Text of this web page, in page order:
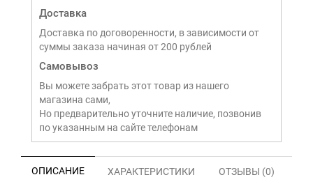
Доставка
Доставка по договоренности, в зависимости от
суммы заказа начиная от 200 рублей
Самовывоз
Вы можете забрать этот товар из нашего
магазина сами,
Но предварительно уточните наличие, позвонив
по указанным на сайте телефонам
ОПИСАНИЕ ХАРАКТЕРИСТИКИ ОТЗЫВЫ (0)